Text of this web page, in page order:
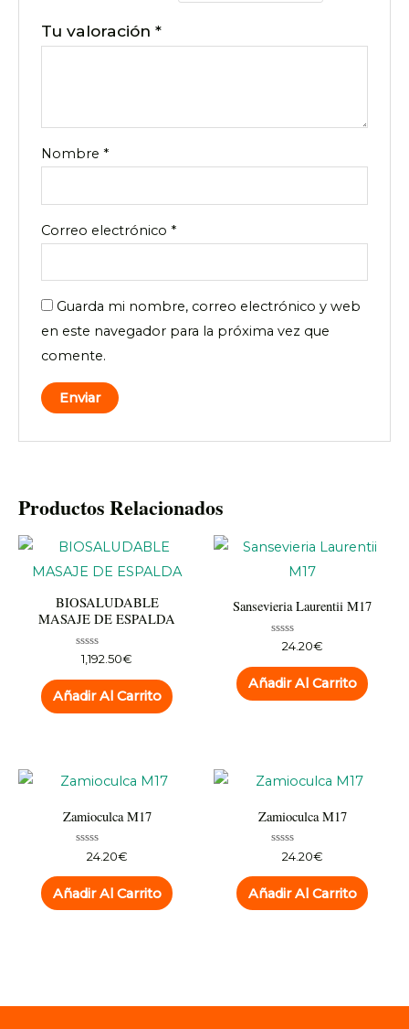
Tu valoración*
Nombre *
Correo electrónico *
Guarda mi nombre, correo electrónico y web
en este navegador para la próxima vez que
comente.
Productos Relacionados
BIOSALUDABLE
MASAJE DE ESPALDA
Valorado
con
0
de
5
1,192.50€
Añadir Al Carrito
Sansevieria Laurentii M17
Valorado
0
de
5
24.20€
Añadir Al Carrito
Zamioculca M17
Valorado
con
0
de
5
24.20€
Añadir Al Carrito
Zamioculca M17
Valorado
con
0
de
5
24.20€
Añadir Al Carrito